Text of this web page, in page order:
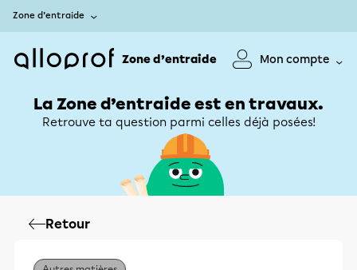
Zone d’entraide
Zone d’entraide Mon compte
La Zone d’entraide est en travaux.
Retrouve ta question parmi celles déjà posées!
Retour